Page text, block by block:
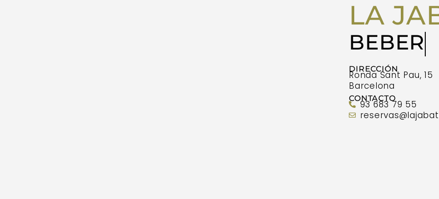
LA
BEBER
DIRECCIÓN
Ronda Sant Pau, 15
Barcelona
CONTACTO
93 683 79 55